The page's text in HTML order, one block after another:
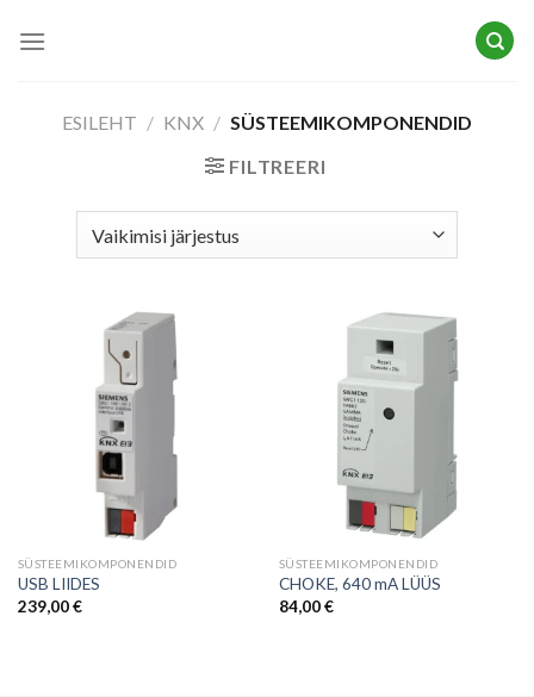
ESILEHT / KNX / SÜSTEEMIKOMPONENDID
FILTREERI
SÜSTEEMIKOMPONENDID
USB LIIDES
239,00€
SÜSTEEMIKOMPONENDID
CHOKE, 640 mA LÜÜS
84,00€